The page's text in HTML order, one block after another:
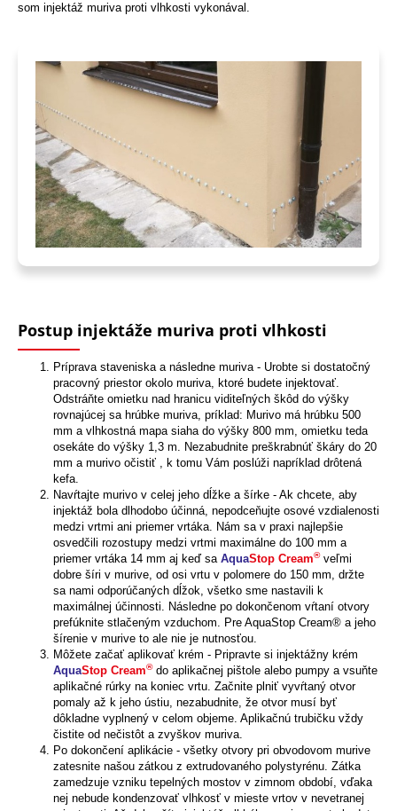
som injektáž muriva proti vlhkosti vykonával.
Postup injektáže muriva proti vlhkosti
Príprava staveniska a následne muriva - Urobte si dostatočný
pracovný priestor okolo muriva, ktoré budete injektovať.
Odstráňte omietku nad hranicu viditeľných škôd do výšky
rovnajúcej sa hrúbke muriva, príklad: Murivo má hrúbku 500
mm a vlhkostná mapa siaha do výšky 800 mm, omietku teda
osekáte do výšky 1,3 m. Nezabudnite preškrabnúť škáry do 20
mm a murivo očistiť , k tomu Vám poslúži napríklad drôtená
kefa.
Navŕtajte murivo v celej jeho dĺžke a šírke - Ak chcete, aby
injektáž bola dlhodobo účinná, nepodceňujte osové vzdialenosti
medzi vrtmi ani priemer vrtáka. Nám sa v praxi najlepšie
osvedčili rozostupy medzi vrtmi maximálne do 100 mm a
priemer vrtáka 14 mm aj keď sa AquaStop Cream®veľmi
dobre šíri v murive, od osi vrtu v polomere do 150 mm, držte
sa nami odporúčaných dĺžok, všetko sme nastavili k
maximálnej účinnosti. Následne po dokončenom vŕtaní otvory
prefúknite stlačeným vzduchom. Pre AquaStop Cream® a jeho
šírenie v murive to ale nie je nutnosťou.
Môžete začať aplikovať krém - Pripravte si injektážny krém
AquaStop Cream®do aplikačnej pištole alebo pumpy a vsuňte
aplikačné rúrky na koniec vrtu. Začnite plniť vyvŕtaný otvor
pomaly až k jeho ústiu, nezabudnite, že otvor musí byť
dôkladne vyplnený v celom objeme. Aplikačnú trubičku vždy
čistite od nečistôt a zvyškov muriva.
Po dokončení aplikácie - všetky otvory pri obvodovom murive
zatesnite našou zátkou z extrudovaného polystyrénu. Zátka
zamedzuje vzniku tepelných mostov v zimnom období, vďaka
nej nebude kondenzovať vlhkosť v mieste vrtov v nevetranej